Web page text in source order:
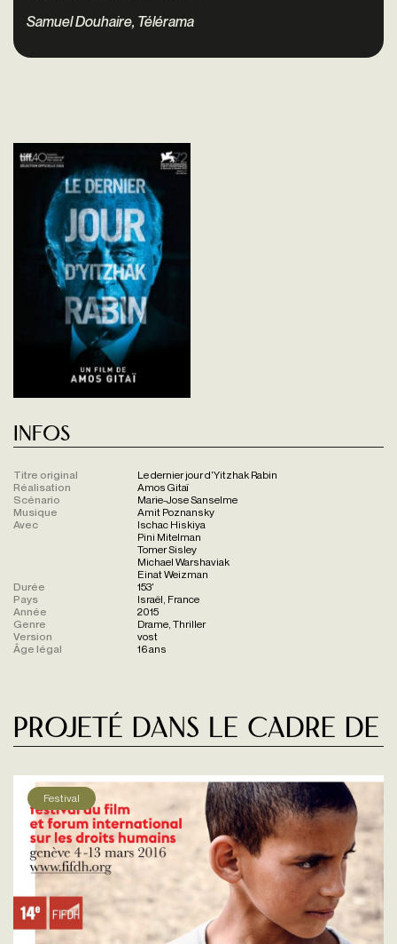
Samuel Douhaire, Télérama
Infos
Titre original
Le dernier jour d'Yitzhak Rabin
Réalisation
Amos Gitaï
Scénario
Marie-Jose Sanselme
Musique
Amit Poznansky
Avec
Ischac Hiskiya
Pini Mitelman
Tomer Sisley
Michael Warshaviak
Einat Weizman
Durée
153'
Pays
Israël, France
Année
2015
Genre
Drame, Thriller
Version
vost
Âge légal
16 ans
Projeté dans le cadre de
Festival